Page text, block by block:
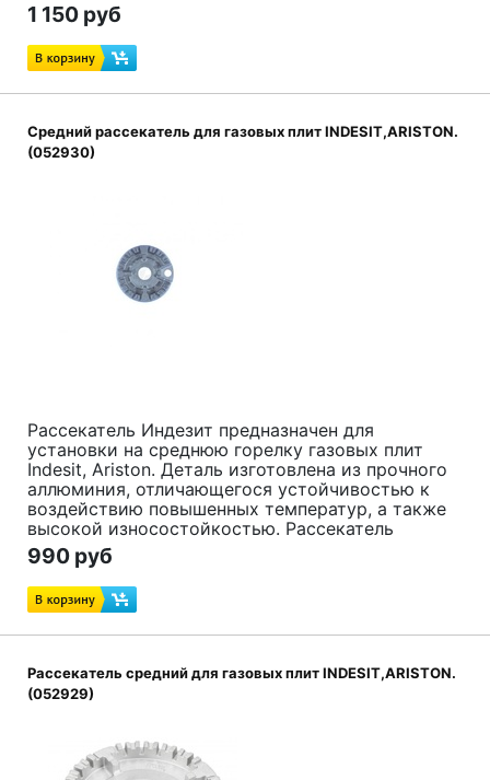
1 150 руб
Средний рассекатель для газовых плит INDESIT,ARISTON.
(052930)
Рассекатель Индезит предназначен для
установки на среднюю горелку газовых плит
Indesit, Ariston. Деталь изготовлена из прочного
аллюминия, отличающегося устойчивостью к
воздействию повышенных температур, а также
высокой износостойкостью. Рассекатель
прослужит долгие годы, обеспечивая
равномерное распределение пламени. Подходит
для множества моделей газовых плит INDESIT и
ARISTON.
990 руб
Рассекатель средний для газовых плит INDESIT,ARISTON.
(052929)